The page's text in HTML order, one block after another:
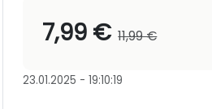
7,99 € 11,99 €
23.01.2025 - 19:10:19